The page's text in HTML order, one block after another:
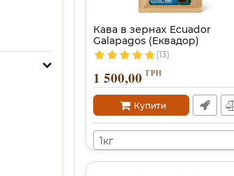
Кава в зернах Ecuador
Galapagos (Еквадор)
(13)
1 500,00 ГРН
Купити
1кг